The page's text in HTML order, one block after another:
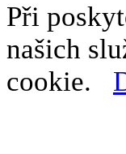
Při
našich
cookie.